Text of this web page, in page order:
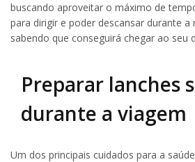
buscando aproveitar o máximo de
para dirigir e poder descansar durante
sabendo que conseguirá chegar ao seu
Preparar lanches
durante a viagem
Um dos principais cuidados para a